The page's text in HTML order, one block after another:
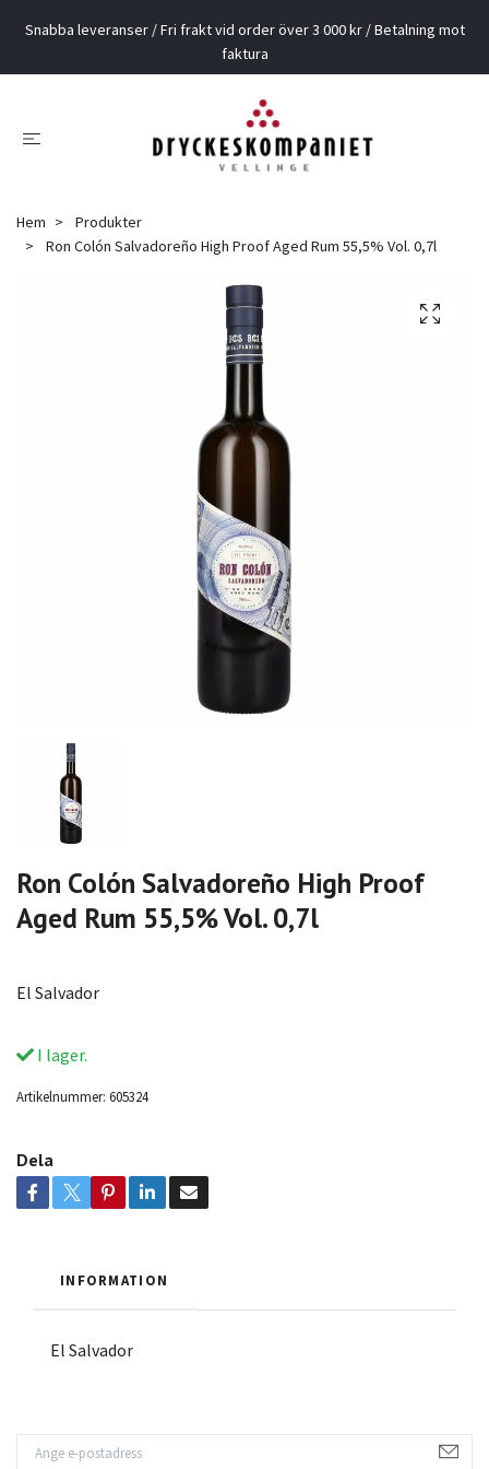
Snabba leveranser / Fri frakt vid order över 3 000 kr / Betalning mot
faktura
Hem
Produkter
Ron Colón Salvadoreño High Proof Aged Rum 55,5% Vol. 0,7l
Ron Colón Salvadoreño High Proof
Aged Rum 55,5% Vol. 0,7l
El Salvador
I lager.
Artikelnummer: 605324
Dela
INFORMATION
El Salvador